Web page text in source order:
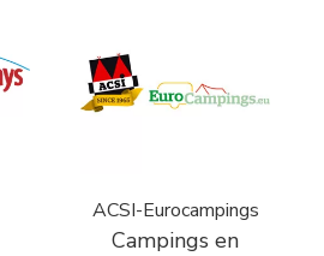
ACSI-Eurocampings
Campings en